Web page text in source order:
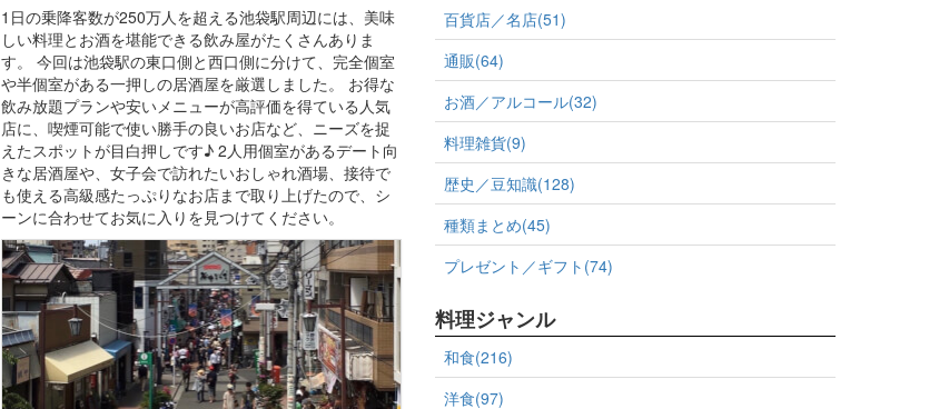
1日の乗降客数が250万人を超える池袋駅周辺には、美味
しい料理とお酒を堪能できる飲み屋がたくさんありま
す。 今回は池袋駅の東口側と西口側に分けて、完全個室
や半個室がある一押しの居酒屋を厳選しました。 お得な
飲み放題プランや安いメニューが高評価を得ている人気
店に、喫煙可能で使い勝手の良いお店など、ニーズを捉
えたスポットが目白押しです♪ 2人用個室があるデート向
きな居酒屋や、女子会で訪れたいおしゃれ酒場、接待で
も使える高級感たっぷりなお店まで取り上げたので、シ
ーンに合わせてお気に入りを見つけてください。
百貨店／名店(51)
通販(64)
お酒／アルコール(32)
料理雑貨(9)
歴史／豆知識(128)
種類まとめ(45)
プレゼント／ギフト(74)
料理ジャンル
和食(216)
洋食(97)